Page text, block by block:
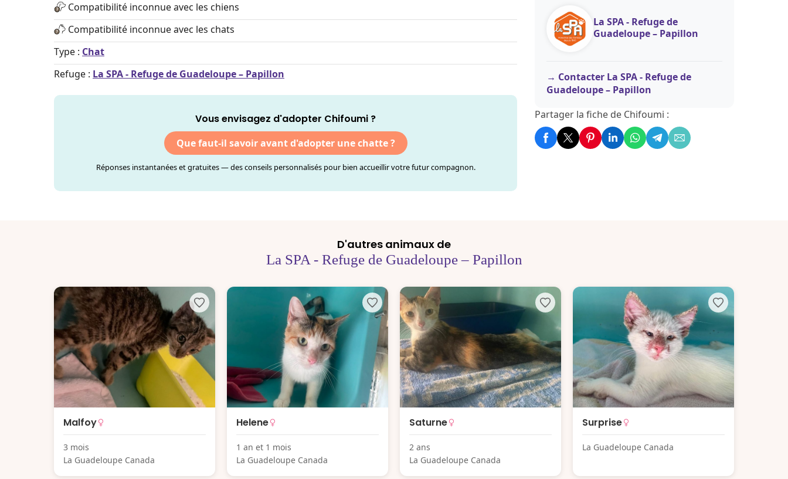
Compatibilité inconnue avec les chiens
Compatibilité inconnue avec les chats
Type : Chat
Refuge : La SPA - Refuge de Guadeloupe – Papillon
Vous envisagez d'adopter Chifoumi ?
Que faut-il savoir avant d'adopter une chatte ?
Réponses instantanées et gratuites — des conseils personnalisés pour bien accueillir votre futur compagnon.
La SPA - Refuge de
Guadeloupe – Papillon
Contacter La SPA - Refuge de
Guadeloupe – Papillon
Partager la fiche de Chifoumi :
D'autres animaux de
La SPA - Refuge de Guadeloupe – Papillon
Malfoy
3 mois
La Guadeloupe Canada
Helene
1 an et 1 mois
La Guadeloupe Canada
Saturne
2 ans
La Guadeloupe Canada
Surprise
La Guadeloupe Canada